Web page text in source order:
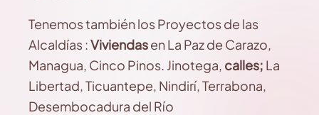
Tenemos también los Proyectos de las
Alcaldías :Viviendasen La Paz de Carazo,
Managua, Cinco Pinos. Jinotega, calles; La
Libertad, Ticuantepe, Nindirí, Terrabona,
Desembocadura del Río